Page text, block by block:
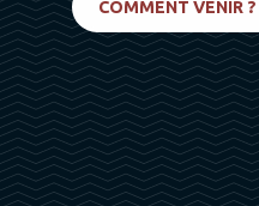
COMMENT VENIR ?